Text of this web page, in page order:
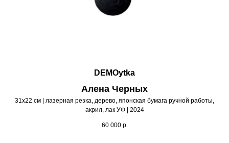
DEMOytka
Алена Черных
31х22 см | лазерная резка, дерево, японская бумага ручной работы,
акрил, лак УФ | 2024
60 000 р.